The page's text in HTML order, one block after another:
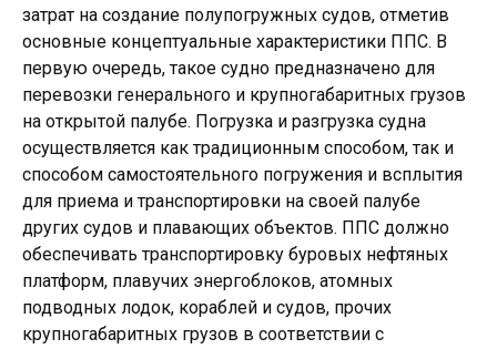
затрат на создание полупогружных судов, отметив
основные концептуальные характеристики ППС. В
первую очередь, такое судно предназначено для
перевозки генерального и крупногабаритных грузов
на открытой палубе. Погрузка и разгрузка судна
осуществляется как традиционным способом, так и
способом самостоятельного погружения и всплытия
для приема и транспортировки на своей палубе
других судов и плавающих объектов. ППС должно
обеспечивать транспортировку буровых нефтяных
платформ, плавучих энергоблоков, атомных
подводных лодок, кораблей и судов, прочих
крупногабаритных грузов в соответствии с